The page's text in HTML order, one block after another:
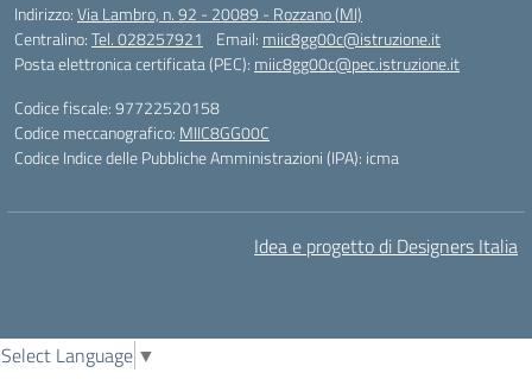
Indirizzo:Via Lambro, n. 92 - 20089 - Rozzano (MI)
Centralino:Tel. 028257921 Email: miic8gg00c@istruzione.it
Posta elettronica certificata (PEC): miic8gg00c@pec.istruzione.it
Codice fiscale: 97722520158
Codice meccanografico: MIIC8GG00C
Codice Indice delle Pubbliche Amministrazioni (IPA): icma
Idea e progetto di Designers Italia
Select Language ▼